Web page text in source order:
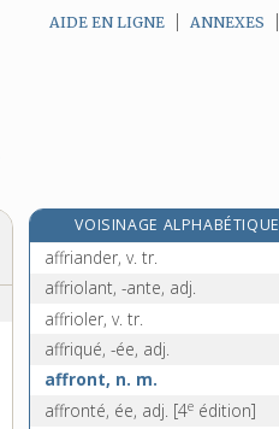
AIDE EN LIGNE ANNEXES
VOISINAGE ALPHABÉTIQUE
affreux, -euse, adj.
affriander, v. tr.
affriolant, -ante, adj.
affrioler, v. tr.
affriqué, -ée, adj.
affront, n. m.
affronté, ée, adj. [4e édition]